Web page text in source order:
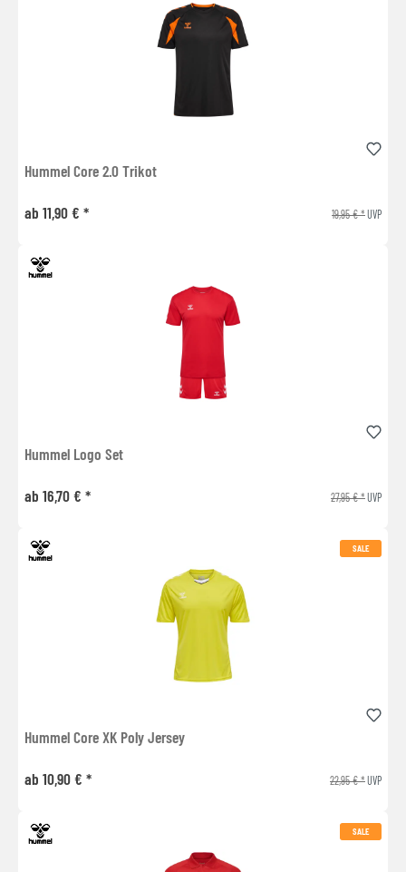
Hummel Core 2.0 Trikot
ab 11,90 € * 19,95 € *UVP
Hummel Logo Set
ab 16,70 € * 27,95 € *UVP
SALE
Hummel Core XK Poly Jersey
ab 10,90 € * 22,95 € *UVP
SALE